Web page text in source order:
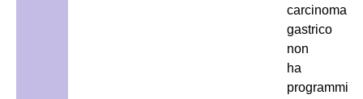
carcinoma
gastrico
non
ha
programmi